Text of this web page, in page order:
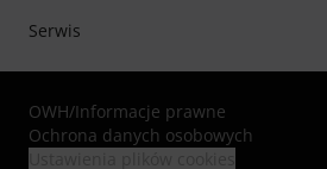
Serwis
OWH/Informacje prawne
Ochrona danych osobowych